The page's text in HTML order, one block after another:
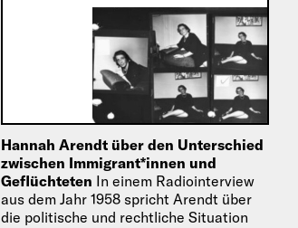
Hannah Arendt über den Unterschied
zwischen Immigrant*innen und
Geflüchteten In einem Radiointerview
aus dem Jahr 1958 spricht Arendt über
die politische und rechtliche Situation